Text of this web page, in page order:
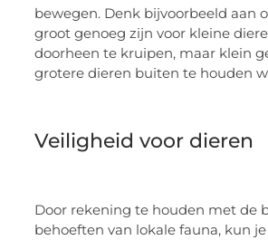
bewegen. Denk bijvoorbeeld aan
groot genoeg zijn voor kleine
doorheen te kruipen, maar klein
grotere dieren buiten te houden
Veiligheid voor dieren
Door rekening te houden met de
behoeften van lokale fauna, kun